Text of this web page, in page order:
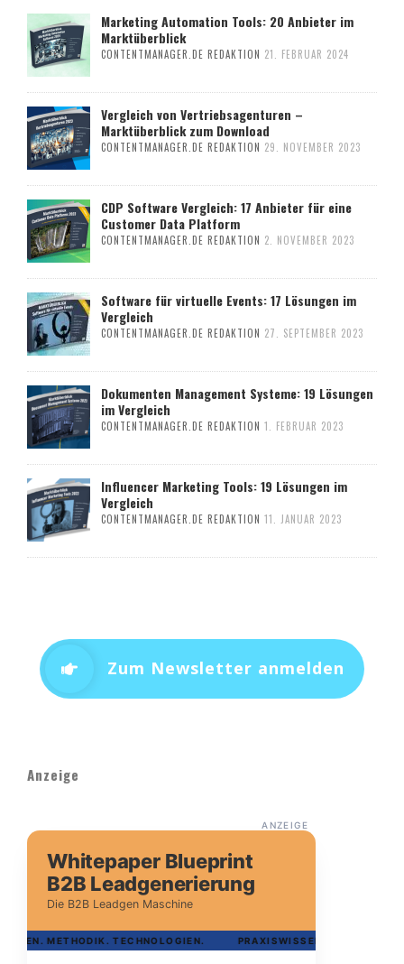
Marketing Automation Tools: 20 Anbieter im
Marktüberblick
CONTENTMANAGER.DE REDAKTION 21. FEBRUAR 2024
Vergleich von Vertriebsagenturen –
Marktüberblick zum Download
CONTENTMANAGER.DE REDAKTION 29. NOVEMBER 2023
CDP Software Vergleich: 17 Anbieter für eine
Customer Data Platform
CONTENTMANAGER.DE REDAKTION 2. NOVEMBER 2023
Software für virtuelle Events: 17 Lösungen im
Vergleich
CONTENTMANAGER.DE REDAKTION 27. SEPTEMBER 2023
Dokumenten Management Systeme: 19 Lösungen
im Vergleich
CONTENTMANAGER.DE REDAKTION 1. FEBRUAR 2023
Influencer Marketing Tools: 19 Lösungen im
Vergleich
CONTENTMANAGER.DE REDAKTION 11. JANUAR 2023
Zum Newsletter anmelden
Anzeige